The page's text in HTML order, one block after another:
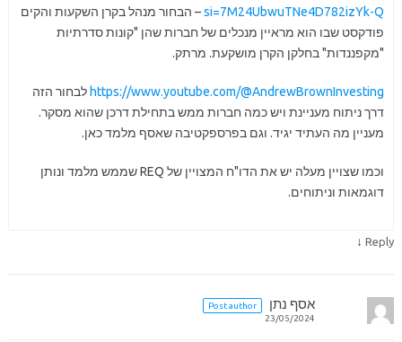
si=7M24UbwuTNe4D782izYk-Q– הבחור מנהל בקרן השקעות והקים
פודקסט שבו הוא מראיין מנכלים של חברות שהן "קונות סדרתיות
"מקפננדות" בחלקן הקרן מושקעת. מרתק.
https://www.youtube.com/@AndrewBrownInvestingלבחור הזה
דרך ניתוח מעניינת ויש כמה חברות ממש בתחילת דרכן שהוא מסקר.
מעניין מה העתיד יגיד. וגם בפרספקטיבה שאסף מלמד כאן.
וכמו שצויין מעלה יש את הדו"ח המצויין של REQ שממש מלמד ונותן
דוגמאות וניתוחים.
Reply
↓
אסף נתן
Post author
23/05/2024